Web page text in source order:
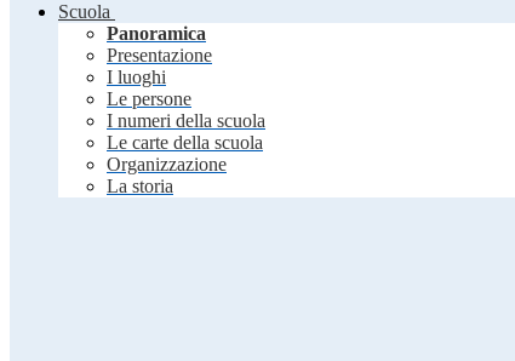
Scuola
Panoramica
Presentazione
I luoghi
Le persone
I numeri della scuola
Le carte della scuola
Organizzazione
La storia